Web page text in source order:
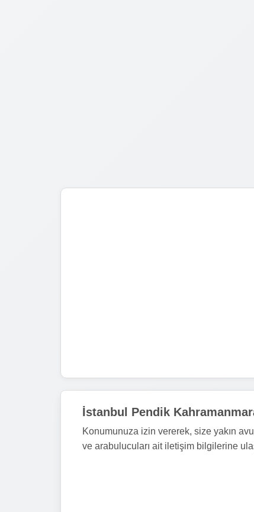
İstanbul Pendik
Konumunuza izin vererek, size yakın
ve arabulucuları ait iletişim bilgilerine